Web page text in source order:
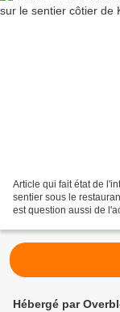
Article qui fait état de
sentier sous le
est question aussi de
Hébergé par